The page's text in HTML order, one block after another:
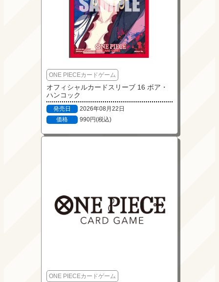
ONE PIECEカードゲーム
オフィシャルカードスリーブ 16 ボア・
ハンコック
発売日
2026年08月22日
価格
990円(税込)
ONE PIECEカードゲーム